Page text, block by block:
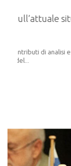
situazione del
e gli articoli 06
I